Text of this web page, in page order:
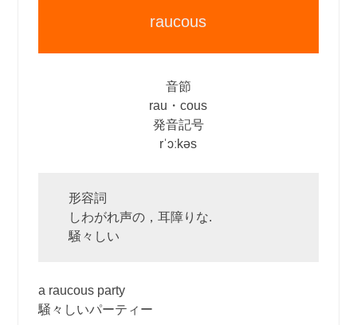
raucous
音節
rau・cous
発音記号
rˈɔːkəs
形容詞
しわがれ声の，耳障りな.
騒々しい
a raucous party
騒々しいパーティー